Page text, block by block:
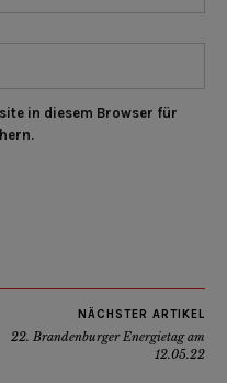
in diesem Browser für
NÄCHSTER ARTIKEL
22. Brandenburger Energietag am
12.05.22